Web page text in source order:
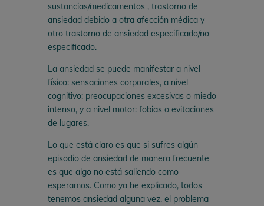
sustancias/medicamentos , trastorno de
ansiedad debido a otra afección médica y
otro trastorno de ansiedad especificado/no
especificado.
La ansiedad se puede manifestar a nivel
físico: sensaciones corporales, a nivel
cognitivo: preocupaciones excesivas o miedo
intenso, y a nivel motor: fobias o evitaciones
de lugares.
Lo que está claro es que si sufres algún
episodio de ansiedad de manera frecuente
es que algo no está saliendo como
esperamos. Como ya he explicado, todos
tenemos ansiedad alguna vez, el problema